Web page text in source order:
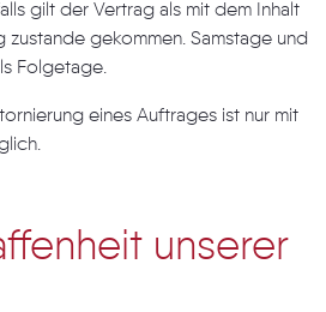
gilt der Vertrag als mit dem Inhalt
gekommen. Samstage und
Folgetage.
eines Auftrages ist nur mit
unserer